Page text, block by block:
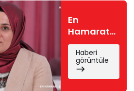
En
Hamarat
Benim
Tuğba
kimdir?
Tuğba
Haberi
görüntüle